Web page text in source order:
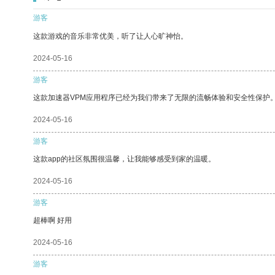
游客
这款游戏的音乐非常优美，听了让人心旷神怡。
2024-05-16
游客
这款加速器VPM应用程序已经为我们带来了无限的流畅体验和安全性保护
2024-05-16
游客
这款app的社区氛围很温馨，让我能够感受到家的温暖。
2024-05-16
游客
超棒啊 好用
2024-05-16
游客